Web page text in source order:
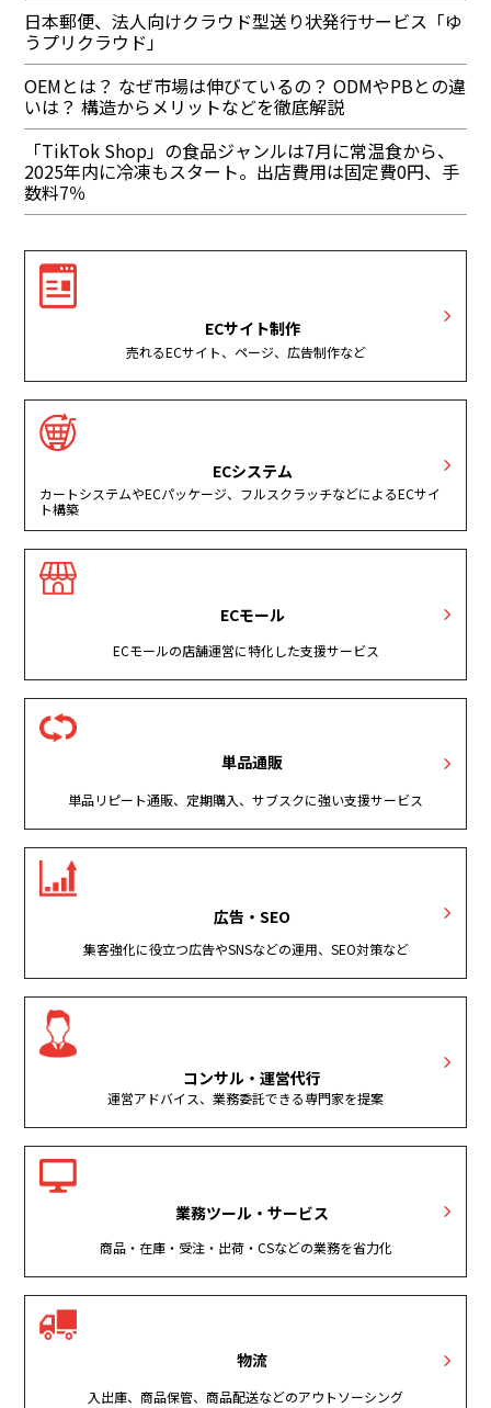
日本郵便、法人向けクラウド型送り状発行サービス「ゆ
うプリクラウド」
OEMとは？ なぜ市場は伸びているの？ ODMやPBとの違
いは？ 構造からメリットなどを徹底解説
「TikTok Shop」の食品ジャンルは7月に常温食から、
2025年内に冷凍もスタート。出店費用は固定費0円、手
数料7％
ECサイト制作
売れるECサイト、ページ、広告制作など
ECシステム
カートシステムやECパッケージ、フルスクラッチなどによるECサイ
ト構築
ECモール
ECモールの店舗運営に特化した支援サービス
単品通販
単品リピート通販、定期購入、サブスクに強い支援サービス
広告・SEO
集客強化に役立つ広告やSNSなどの運用、SEO対策など
コンサル・運営代行
運営アドバイス、業務委託できる専門家を提案
業務ツール・サービス
商品・在庫・受注・出荷・CSなどの業務を省力化
物流
入出庫、商品保管、商品配送などのアウトソーシング